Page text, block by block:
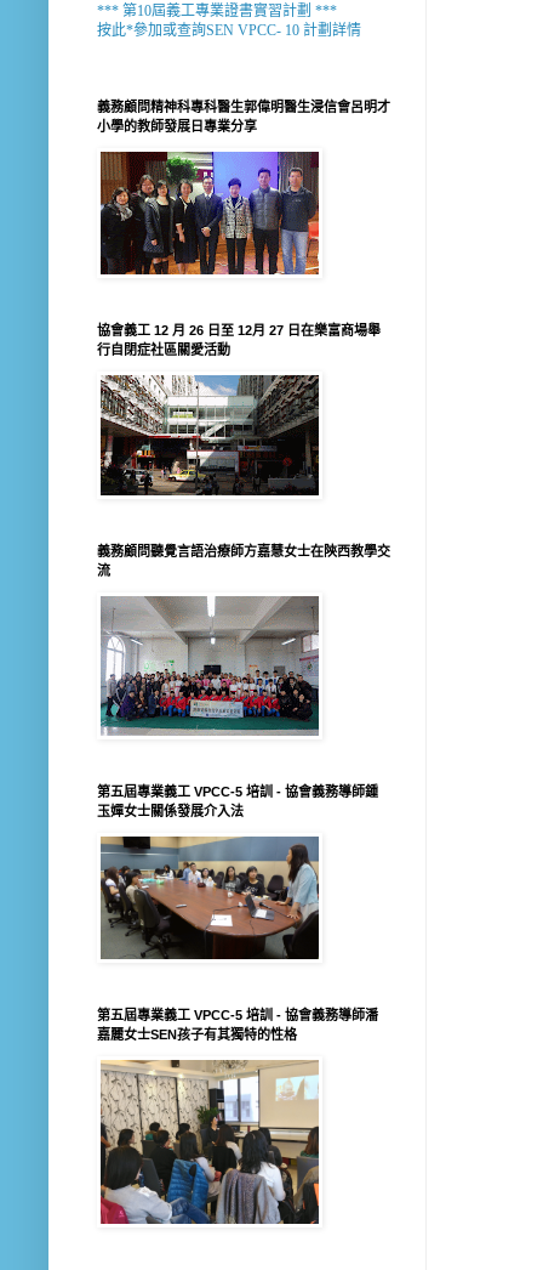
*** 第10屆義工專業證書實習計劃 ***
按此*參加或查詢SEN VPCC- 10 計劃詳情
義務顧問精神科專科醫生郭偉明醫生浸信會呂明才
小學的教師發展日專業分享
協會義工 12 月 26 日至 12月 27 日在樂富商場舉
行自閉症社區關愛活動
義務顧問聽覺言語治療師方嘉慧女士在陝西教學交
流
第五屆專業義工 VPCC-5 培訓 - 協會義務導師鍾
玉嬋女士關係發展介入法
第五屆專業義工 VPCC-5 培訓 - 協會義務導師潘
嘉麗女士SEN孩子有其獨特的性格